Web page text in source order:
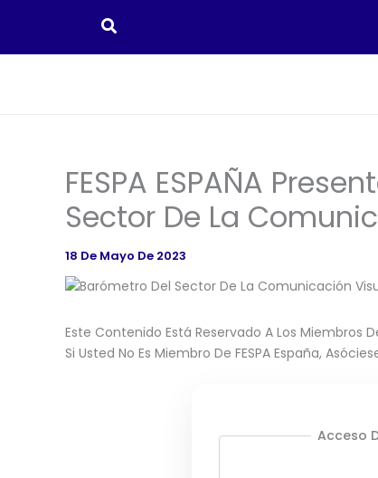
Contenido
FESPA ESPAÑA
Sector De La
18 De Mayo De 2023
Este Contenido Está Reservado A Los Miembros
Si Usted No Es Miembro De FESPA España,
Acceso